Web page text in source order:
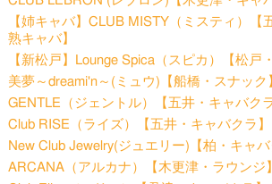
【姉キャバ】CLUB MISTY（ミスティ）【
熟キャバ】
【新松戸】Lounge Spica（スピカ）【松戸
美夢～dreami'n～(ミュウ)【船橋・スナック
GENTLE（ジェントル）【五井・キャバクラ
Club RISE（ライズ）【五井・キャバクラ】
New Club Jewelry(ジュエリー)【柏・キャバ
ARCANA（アルカナ）【木更津・ラウンジ】